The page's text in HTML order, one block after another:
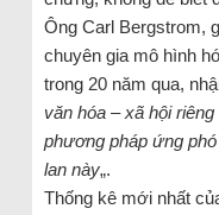
Ông Carl Bergstrom,
chuyên gia mô hình
trong 20 năm qua,
văn hóa – xã hội
phương pháp ứng
lan này„.
Thống kê mới nhất